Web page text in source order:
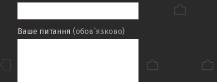
Ваше питання (обов`язково)